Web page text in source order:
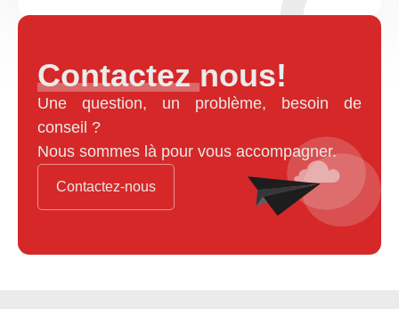
Contactez nous!
Une question, un problème, besoin de
conseil ?
Nous sommes là pour vous accompagner.
Contactez-nous